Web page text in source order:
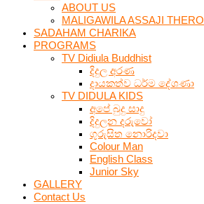
ABOUT US
MALIGAWILA ASSAJI THERO
SADAHAM CHARIKA
PROGRAMS
TV Didiula Buddhist
දිදුල අරණ
දායකත්ව ධර්ම දේශණා
TV DIDULA KIDS
අපේ බුදු සාදු
දිදුලන දරුවෝ
ගුරුසිත නොරිදවා
Colour Man
English Class
Junior Sky
GALLERY
Contact Us